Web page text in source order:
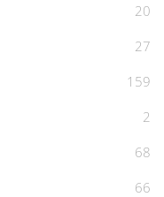
20
27
159
2
68
66